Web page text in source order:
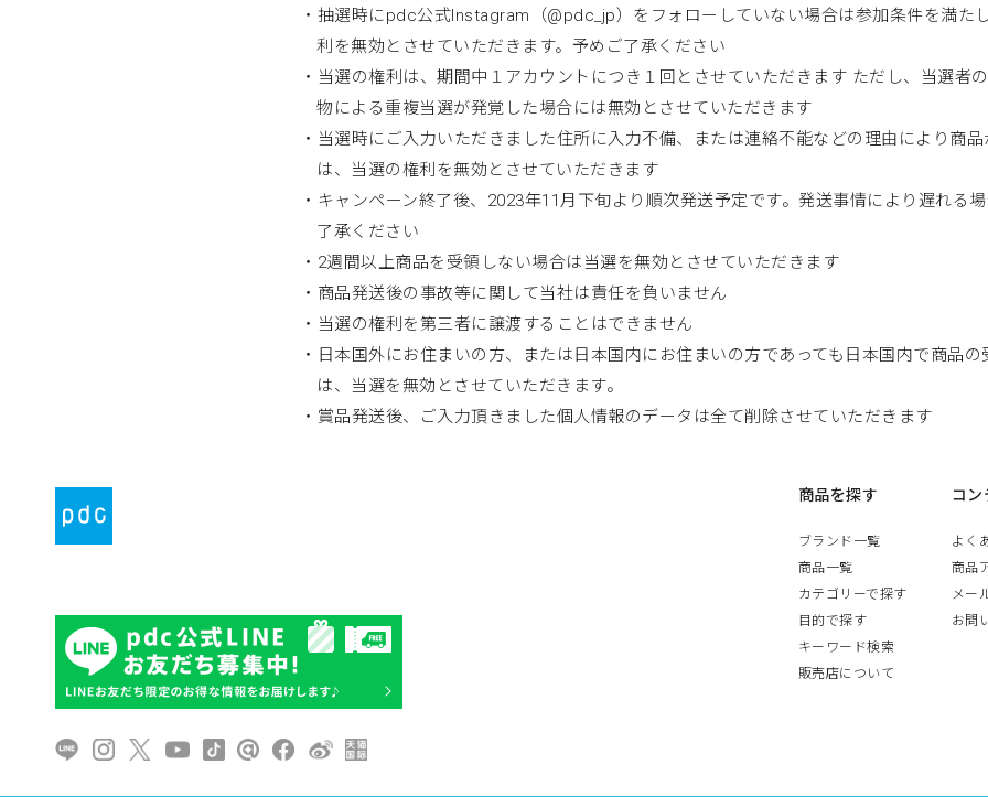
・抽選時にpdc公式Instagram（@pdc_jp）をフォローしていない場合は参加条件を満た
利を無効とさせていただきます。予めご了承ください
・当選の権利は、期間中１アカウントにつき１回とさせていただきます ただし、当選者
物による重複当選が発覚した場合には無効とさせていただきます
・当選時にご入力いただきました住所に入力不備、または連絡不能などの理由により商
は、当選の権利を無効とさせていただきます
・キャンペーン終了後、2023年11月下旬より順次発送予定です。発送事情により遅れる
了承ください
・2週間以上商品を受領しない場合は当選を無効とさせていただきます
・商品発送後の事故等に関して当社は責任を負いません
・当選の権利を第三者に譲渡することはできません
・日本国外にお住まいの方、または日本国内にお住まいの方であっても日本国内で商品
は、当選を無効とさせていただきます。
・賞品発送後、ご入力頂きました個人情報のデータは全て削除させていただきます
商品を探す
ブランド一覧
商品一覧
カテゴリーで探す
目的で探す
キーワード検索
販売店について
コン
よく
商品
メー
お問